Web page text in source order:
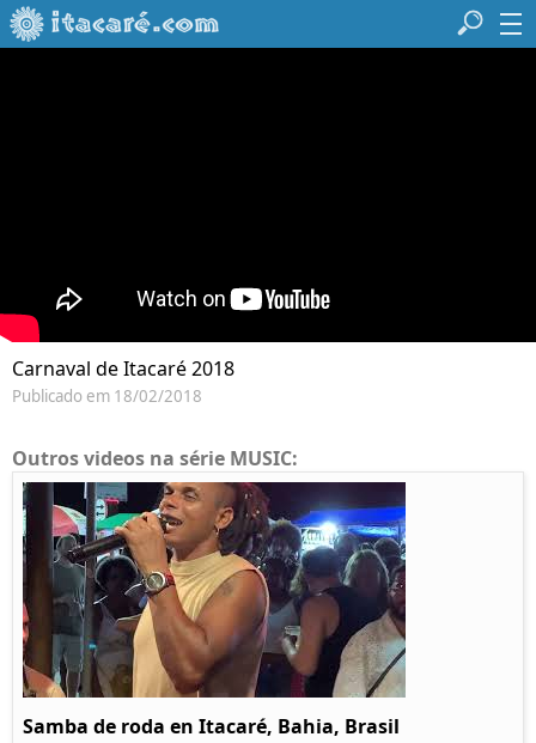
Carnaval de Itacaré 2018
Publicado em 18/02/2018
Outros videos na série MUSIC:
Samba de roda en Itacaré, Bahia, Brasil